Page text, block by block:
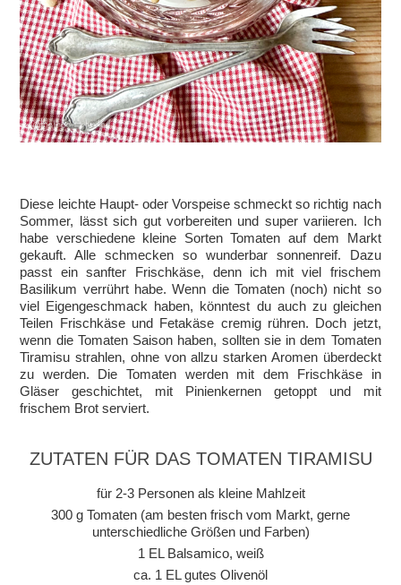
Diese leichte Haupt- oder Vorspeise schmeckt so richtig nach
Sommer, lässt sich gut vorbereiten und super variieren. Ich
habe verschiedene kleine Sorten Tomaten auf dem Markt
gekauft. Alle schmecken so wunderbar sonnenreif. Dazu
passt ein sanfter Frischkäse, denn ich mit viel frischem
Basilikum verrührt habe. Wenn die Tomaten (noch) nicht so
viel Eigengeschmack haben, könntest du auch zu gleichen
Teilen Frischkäse und Fetakäse cremig rühren. Doch jetzt,
wenn die Tomaten Saison haben, sollten sie in dem Tomaten
Tiramisu strahlen, ohne von allzu starken Aromen überdeckt
zu werden. Die Tomaten werden mit dem Frischkäse in
Gläser geschichtet, mit Pinienkernen getoppt und mit
frischem Brot serviert.
ZUTATEN FÜR DAS TOMATEN TIRAMISU
für 2-3 Personen als kleine Mahlzeit
300 g Tomaten (am besten frisch vom Markt, gerne
unterschiedliche Größen und Farben)
1 EL Balsamico, weiß
ca. 1 EL gutes Olivenöl